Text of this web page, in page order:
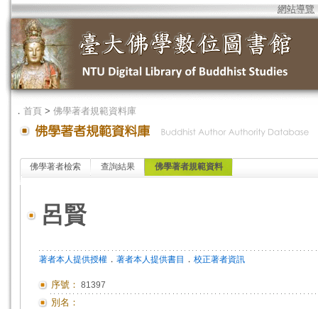
網站導覽
． 首頁 > 佛學著者規範資料庫
佛學著者檢索 查詢結果 佛學著者規範資料
呂賢
著者本人提供授權 ． 著者本人提供書目 ． 校正著者資訊
序號： 81397
別名：